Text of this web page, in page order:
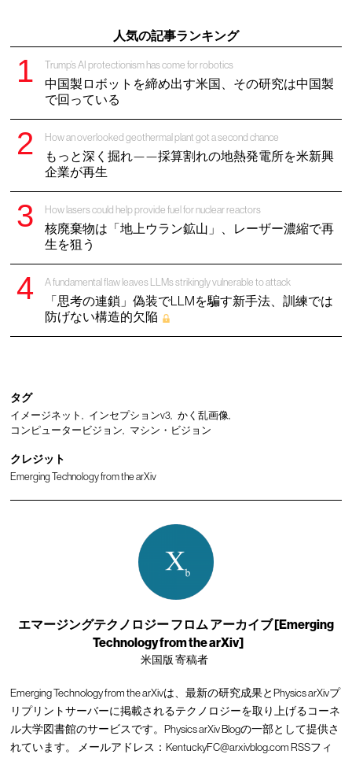
人気の記事ランキング
Trump’s AI protectionism has come for robotics
中国製ロボットを締め出す米国、その研究は中国製
で回っている
How an overlooked geothermal plant got a second chance
もっと深く掘れ——採算割れの地熱発電所を米新興
企業が再生
How lasers could help provide fuel for nuclear reactors
核廃棄物は「地上ウラン鉱山」、レーザー濃縮で再
生を狙う
A fundamental flaw leaves LLMs strikingly vulnerable to attack
「思考の連鎖」偽装でLLMを騙す新手法、訓練では
防げない構造的欠陥
タグ
イメージネット インセプションv3
かく乱画像
コンピュータービジョン
マシン・ビジョン
クレジット
Emerging Technology from the arXiv
エマージングテクノロジー フロム アーカイブ [Emerging
Technology from the arXiv]
米国版 寄稿者
Emerging Technology from the arXivは、最新の研究成果とPhysics arXivプ
リプリントサーバーに掲載されるテクノロジーを取り上げるコーネ
ル大学図書館のサービスです。Physics arXiv Blogの一部として提供さ
れています。 メールアドレス： KentuckyFC@arxivblog.com RSSフィ